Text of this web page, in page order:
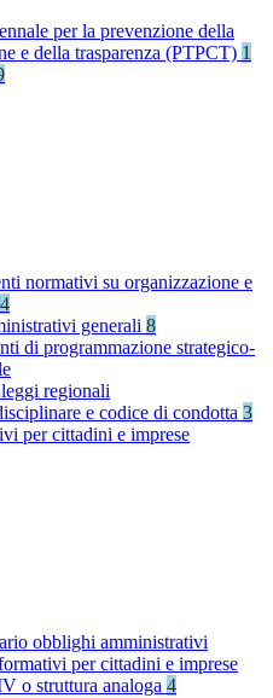
per la prevenzione della
e della trasparenza (PTPCT) 1
normativi su organizzazione e
generali 8
di programmazione strategico-
regionali
e codice di condotta 3
per cittadini e imprese
obblighi amministrativi
per cittadini e imprese
o struttura analoga 4